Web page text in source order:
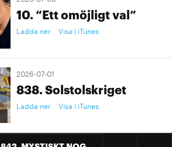
10. “Ett omöjligt val”
Ladda ner Visa i iTunes
2026-07-01
838. Solstolskriget
Ladda ner Visa i iTunes